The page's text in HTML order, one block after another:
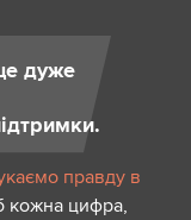
дуже
правду в
кожна цифра,